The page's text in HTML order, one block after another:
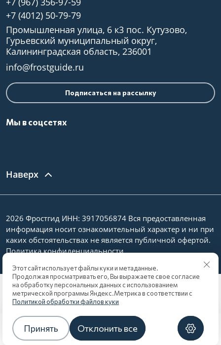
+7 (4012) 50-79-79
Промышленная улица, 6 к3 пос. Кутузово,
Гурьевский муниципальный округ,
Калининградская область, 236001
info@frostguide.ru
Подписаться на рассылку
Мы в соцсетях
Наверх
2026 Фростгид ИНН: 3917056874 Вся предоставленная
информация носит ознакомительный характер и ни при
каких обстоятельствах не является публичной офертой.
Политика конфиденциальности
Этот сайт использует файлы куки и метаданные.
Продолжая просматривать его, Вы выражаете свое согласие
на обработку персональных данных с использованием
метрической программы Яндекс.Метрика в соответствии с
Политикой обработки файлов куки
Принять Отклонить все